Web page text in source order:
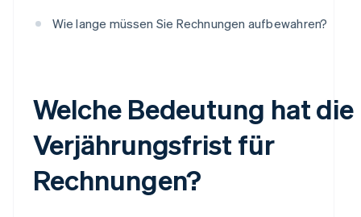
Wie lange müssen Sie Rechnungen aufbewahren?
Welche Bedeutung hat die
Verjährungsfrist für
Rechnungen?